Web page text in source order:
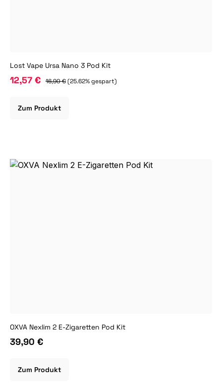
Lost Vape Ursa Nano 3 Pod Kit
12,57 € 16,90 €(25.62% gespart)
Zum Produkt
OXVA Nexlim 2 E-Zigaretten Pod Kit
39,90 €
Zum Produkt